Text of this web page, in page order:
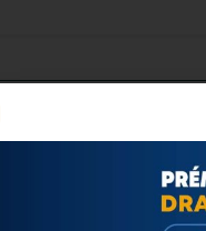
Portuguesa de
se às questões
respeito, saúde,